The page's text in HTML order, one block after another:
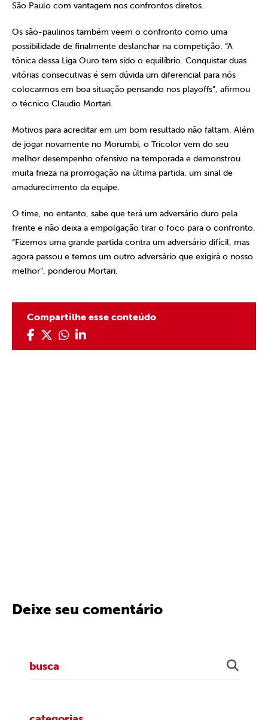
São Paulo com vantagem nos confrontos diretos.
Os são-paulinos também veem o confronto como uma
possibilidade de finalmente deslanchar na competição. “A
tônica dessa Liga Ouro tem sido o equilíbrio. Conquistar duas
vitórias consecutivas é sem dúvida um diferencial para nós
colocarmos em boa situação pensando nos playoffs”, afirmou
o técnico Claudio Mortari.
Motivos para acreditar em um bom resultado não faltam. Além
de jogar novamente no Morumbi, o Tricolor vem do seu
melhor desempenho ofensivo na temporada e demonstrou
muita frieza na prorrogação na última partida, um sinal de
amadurecimento da equipe.
O time, no entanto, sabe que terá um adversário duro pela
frente e não deixa a empolgação tirar o foco para o confronto.
“Fizemos uma grande partida contra um adversário difícil, mas
agora passou e temos um outro adversário que exigirá o nosso
melhor”, ponderou Mortari.
Compartilhe esse conteúdo
Deixe seu comentário